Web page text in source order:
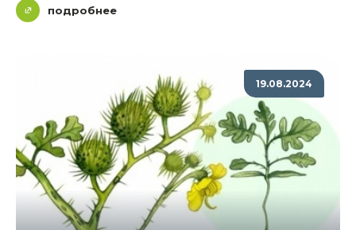
подробнее
19.08.2024